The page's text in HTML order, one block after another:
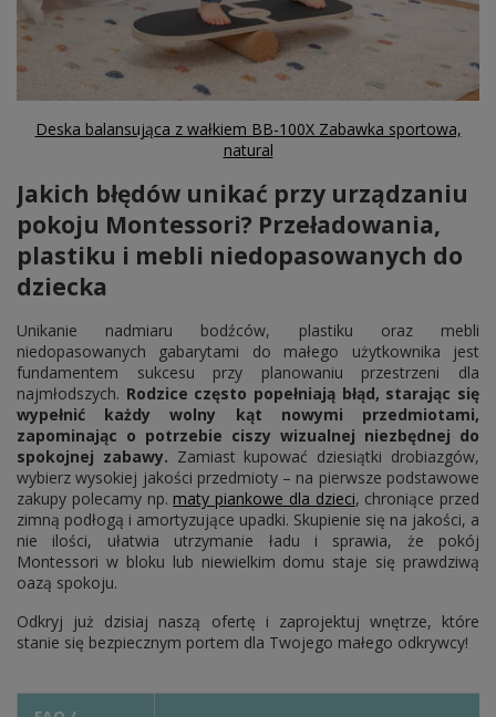
Deska balansująca z wałkiem BB-100X Zabawka sportowa,
natural
Jakich błędów unikać przy urządzaniu
pokoju Montessori? Przeładowania,
plastiku i mebli niedopasowanych do
dziecka
Unikanie nadmiaru bodźców, plastiku oraz mebli
niedopasowanych gabarytami do małego użytkownika jest
fundamentem sukcesu przy planowaniu przestrzeni dla
najmłodszych. Rodzice często popełniają błąd, starając się
wypełnić każdy wolny kąt nowymi przedmiotami,
zapominając o potrzebie ciszy wizualnej niezbędnej do
spokojnej zabawy. Zamiast kupować dziesiątki drobiazgów,
wybierz wysokiej jakości przedmioty – na pierwsze podstawowe
zakupy polecamy np. maty piankowe dla dzieci, chroniące przed
zimną podłogą i amortyzujące upadki. Skupienie się na jakości, a
nie ilości, ułatwia utrzymanie ładu i sprawia, że pokój
Montessori w bloku lub niewielkim domu staje się prawdziwą
oazą spokoju.
Odkryj już dzisiaj naszą ofertę i zaprojektuj wnętrze, które
stanie się bezpiecznym portem dla Twojego małego odkrywcy!